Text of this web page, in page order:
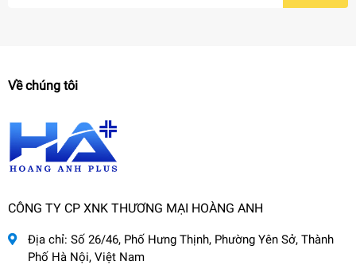
Về chúng tôi
CÔNG TY CP XNK THƯƠNG MẠI HOÀNG ANH
Địa chỉ: Số 26/46, Phố Hưng Thịnh, Phường Yên Sở, Thành
Phố Hà Nội, Việt Nam